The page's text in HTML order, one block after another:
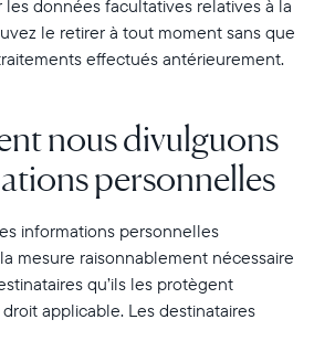
données facultatives relatives à la
le retirer à tout moment sans que
effectués antérieurement.
nous divulguons
personnelles
informations personnelles
mesure raisonnablement nécessaire
qu’ils les protègent
applicable. Les destinataires